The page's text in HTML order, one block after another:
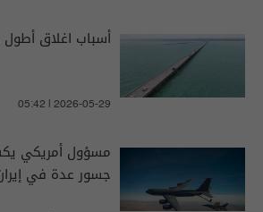
أسباب اغلاق
05:42 | 2026-05-29
مسؤول أمريكي
جسور عدة في